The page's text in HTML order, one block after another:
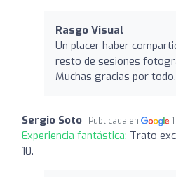
Rasgo Visual
Un placer haber
resto de sesiones
Muchas gracias por todo.
Sergio Soto Publicada en
Experiencia fantástica: Trato
10.